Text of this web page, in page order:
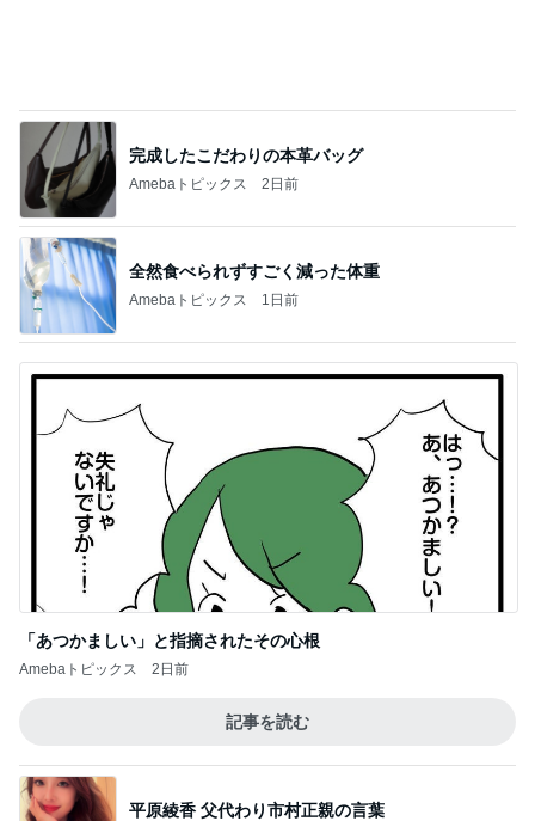
「あつかましい」と指摘されたその心根
Amebaトピックス 2日前
平原綾香 父代わり市村正親の言葉
Amebaトピックス 1日前
Amebaトピックス 1日前
移植後なのに胸が張らず痛くないこと